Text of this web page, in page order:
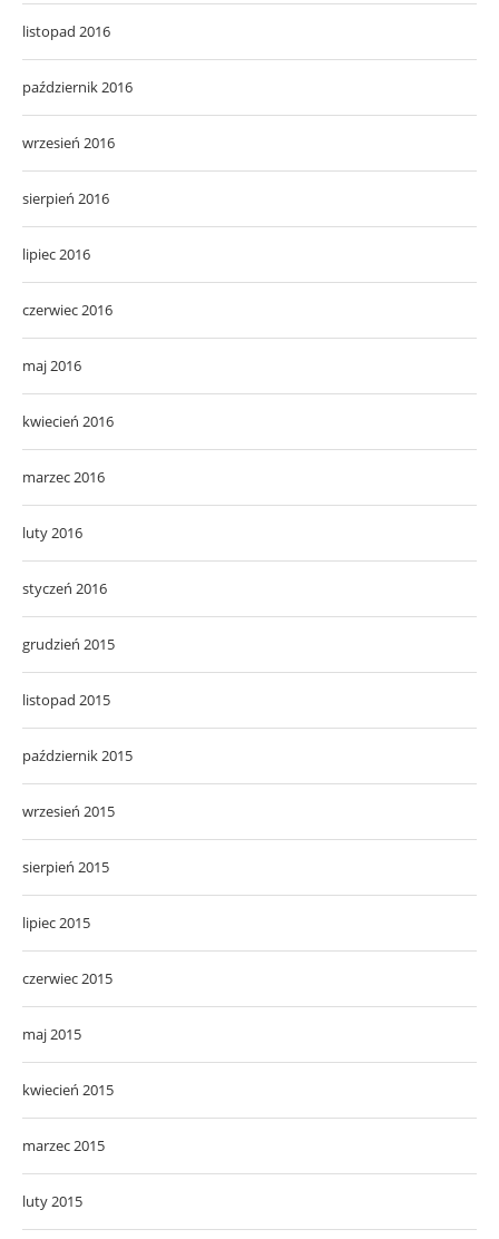
listopad 2016
październik 2016
wrzesień 2016
sierpień 2016
lipiec 2016
czerwiec 2016
maj 2016
kwiecień 2016
marzec 2016
luty 2016
styczeń 2016
grudzień 2015
listopad 2015
październik 2015
wrzesień 2015
sierpień 2015
lipiec 2015
czerwiec 2015
maj 2015
kwiecień 2015
marzec 2015
luty 2015